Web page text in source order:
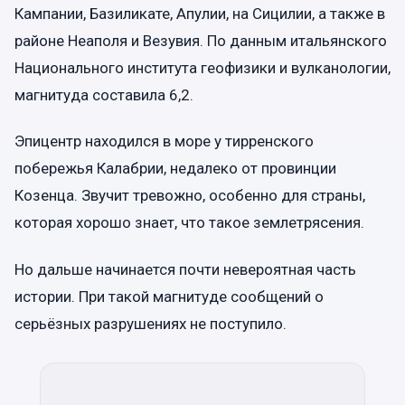
Кампании, Базиликате, Апулии, на Сицилии, а также в
районе Неаполя и Везувия. По данным итальянского
Национального института геофизики и вулканологии,
магнитуда составила 6,2.
Эпицентр находился в море у тирренского
побережья Калабрии, недалеко от провинции
Козенца. Звучит тревожно, особенно для страны,
которая хорошо знает, что такое землетрясения.
Но дальше начинается почти невероятная часть
истории. При такой магнитуде сообщений о
серьёзных разрушениях не поступило.